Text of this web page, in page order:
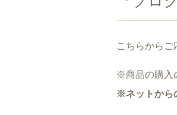
こちらからご
※商品の購入
※ネットから